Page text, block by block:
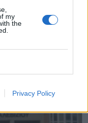
my
the
Privacy Policy